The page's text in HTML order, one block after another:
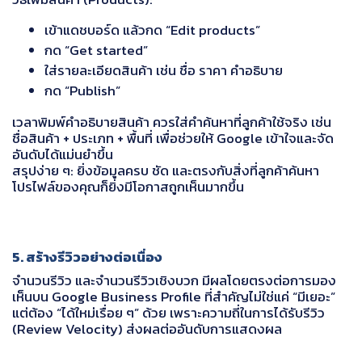
เข้าแดชบอร์ด แล้วกด “Edit products”
กด “Get started”
ใส่รายละเอียดสินค้า เช่น ชื่อ ราคา คำอธิบาย
กด “Publish”
เวลาพิมพ์คำอธิบายสินค้า ควรใส่คำค้นหาที่ลูกค้าใช้จริง เช่น
ชื่อสินค้า + ประเภท + พื้นที่ เพื่อช่วยให้ Google เข้าใจและจัด
อันดับได้แม่นยำขึ้น
สรุปง่าย ๆ: ยิ่งข้อมูลครบ ชัด และตรงกับสิ่งที่ลูกค้าค้นหา
โปรไฟล์ของคุณก็ยิ่งมีโอกาสถูกเห็นมากขึ้น
5. สร้างรีวิวอย่างต่อเนื่อง
จำนวนรีวิว และจำนวนรีวิวเชิงบวก มีผลโดยตรงต่อการมอง
เห็นบน Google Business Profile ที่สำคัญไม่ใช่แค่ “มีเยอะ”
แต่ต้อง “ได้ใหม่เรื่อย ๆ” ด้วย เพราะความถี่ในการได้รับรีวิว
(Review Velocity) ส่งผลต่ออันดับการแสดงผล